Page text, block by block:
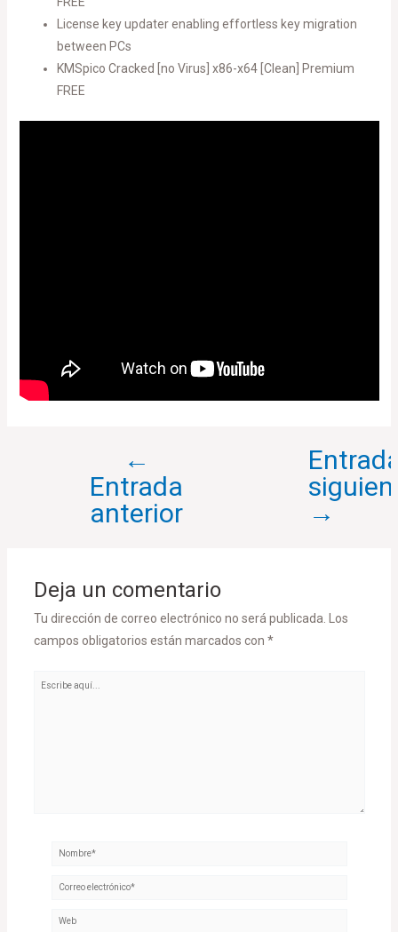
License key updater enabling effortless key migration
between PCs
KMSpico Cracked [no Virus] x86-x64 [Clean] Premium
FREE
←
Entrada
anterior
→
Deja un comentario
Tu dirección de correo electrónico no será publicada.
Los
campos obligatorios están marcados con *
Escribe
Nombre*
Correo
Web